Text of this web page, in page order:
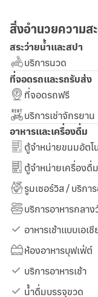
สิ่งอำนวยความส
สระว่ายน้ำและสปา
บริการนวด
ที่จอดรถและรถรับส่ง
ที่จอดรถฟรี
บริการเช่าจักรยาน
อาหารและเครื่องดื่ม
ตู้จำหน่ายขนมอัต
ตู้จำหน่ายเครื่องดื่
รูมเซอร์วิส / บริก
บริการอาหารกลา
อาหารเช้าแบบเอเชี
ห้องอาหารบุฟเฟ่ต์
บริการอาหารเช้า
น้ำดื่มบรรจุขวด